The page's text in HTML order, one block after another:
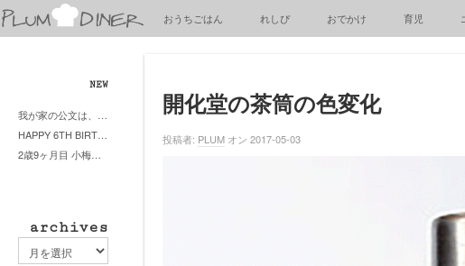
梅
子
おうちごはん れしぴ おでかけ 育児
NEW
我が家の公文は、やってよかった公文式？親もがんばる公文式？時々我が家は苦悶式？
HAPPY 6TH BIRTHDAY LITTE PRINCESS
2歳9ヶ月目 小梅ちゃんピザブーム到来
archives
archives
開化堂の茶筒の色変化
投稿者: PLUM オン 2017-05-03